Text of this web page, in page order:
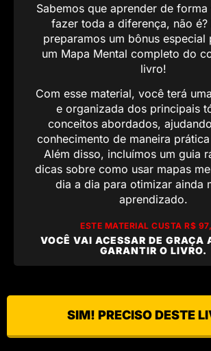
Sabemos que aprender de
fazer toda a diferença, não é?
preparamos um bônus especial
um Mapa Mental completo do
livro!
Com esse material, você terá
e organizada dos principais
conceitos abordados,
conhecimento de maneira
Além disso, incluímos um guia
dicas sobre como usar mapas
dia a dia para otimizar ainda
aprendizado.
ESTE MATERIAL CUSTA R$
VOCÊ VAI ACESSAR DE GRAÇA
GARANTIR O LIVRO.
SIM! PRECISO DESTE